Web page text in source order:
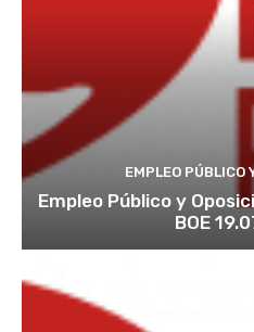
EMPLEO PÚBLICO
Empleo Público y
BOE